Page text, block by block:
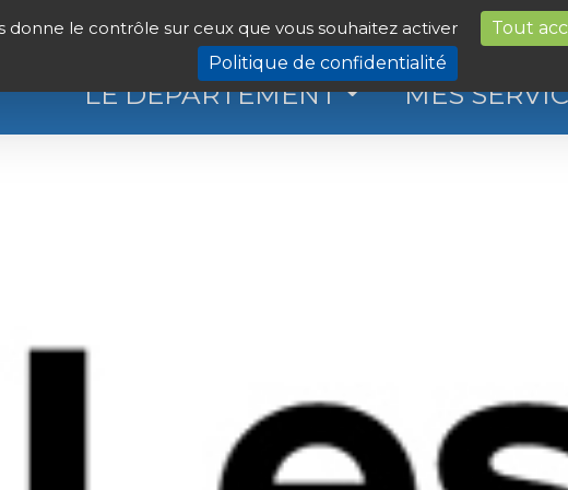
donne le contrôle sur ceux que vous souhaitez activer Tout
Politique de confidentialité
LE DÉPARTEMENT MES